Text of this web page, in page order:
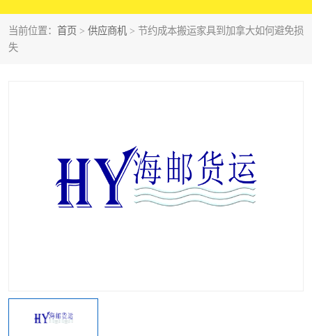
当前位置： 首页 > 供应商机 > 节约成本搬运家具到加拿大如何避免损
失